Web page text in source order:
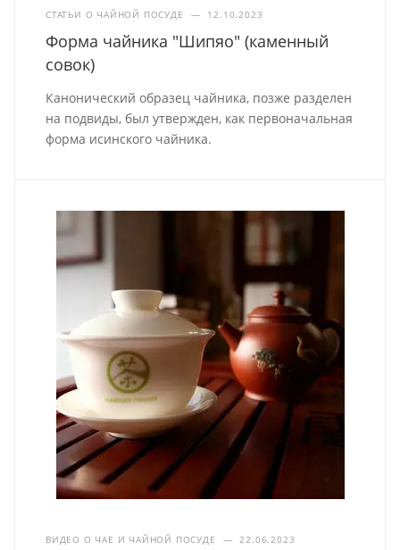
СТАТЬИ О ЧАЙНОЙ ПОСУДЕ — 12.10.2023
Форма чайника "Шипяо" (каменный
совок)
Канонический образец чайника, позже разделен
на подвиды, был утвержден, как первоначальная
форма исинского чайника.
ВИДЕО О ЧАЕ И ЧАЙНОЙ ПОСУДЕ — 22.06.2023